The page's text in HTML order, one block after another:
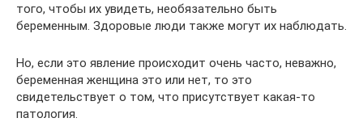
того, чтобы их увидеть, необязательно быть
беременным. Здоровые люди также могут их наблюдать.
Но, если это явление происходит очень часто, неважно,
беременная женщина это или нет, то это
свидетельствует о том, что присутствует какая-то
патология.